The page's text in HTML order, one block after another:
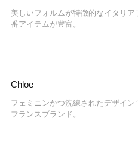
美しいフォルムが特徴的なイタリ
番アイテムが豊富。
Chloe
フェミニンかつ洗練されたデザイ
フランスブランド。